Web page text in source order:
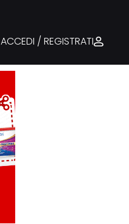
ACCEDI / REGISTRATI